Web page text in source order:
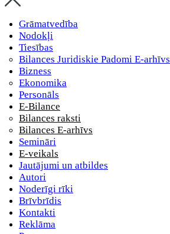
Grāmatvedība
Nodokļi
Tiesības
Bilances Juridiskie Padomi E-arhīvs
Bizness
Ekonomika
Personāls
E-Bilance
Bilances raksti
Bilances E-arhīvs
Semināri
E-veikals
Jautājumi un atbildes
Autori
Noderīgi rīki
Brīvbrīdis
Kontakti
Reklāma